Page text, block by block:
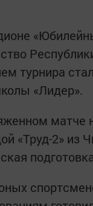
турнира
«Лидер».
матче
«Труд-2» из